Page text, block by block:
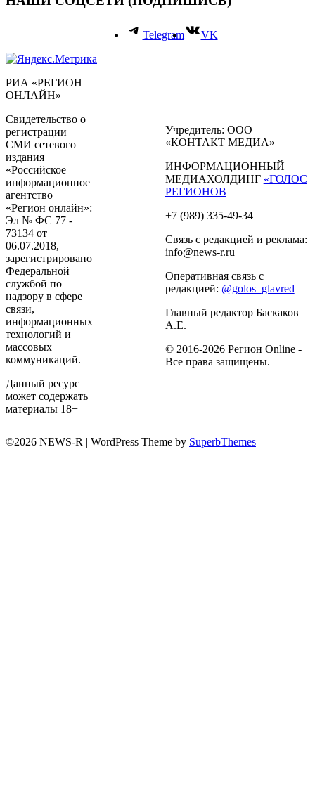
Telegram VK
РИА «РЕГИОН
ОНЛАЙН»
Свидетельство о
регистрации
СМИ сетевого
издания
«Российское
информационное
агентство
«Регион онлайн»:
Эл № ФС 77 -
73134 от
06.07.2018,
зарегистрировано
Федеральной
службой по
надзору в сфере
связи,
информационных
технологий и
массовых
коммуникаций.
Данный ресурс
может содержать
материалы 18+
Учредитель: ООО
«КОНТАКТ МЕДИА»
ИНФОРМАЦИОННЫЙ
МЕДИАХОЛДИНГ «ГОЛОС
РЕГИОНОВ
+7 (989) 335-49-34
Связь с редакцией и реклама:
info@news-r.ru
Оперативная связь с
редакцией: @golos_glavred
Главный редактор Баскаков
А.Е.
© 2016-2026 Регион Online -
Все права защищены.
©2026 NEWS-R | WordPress Theme by SuperbThemes